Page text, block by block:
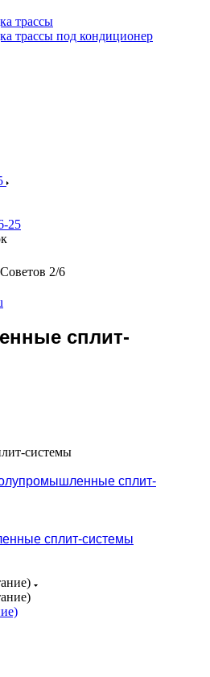
трассы
трассы под кондиционер
25
2/6
сплит-
системы
сплит-
сплит-системы